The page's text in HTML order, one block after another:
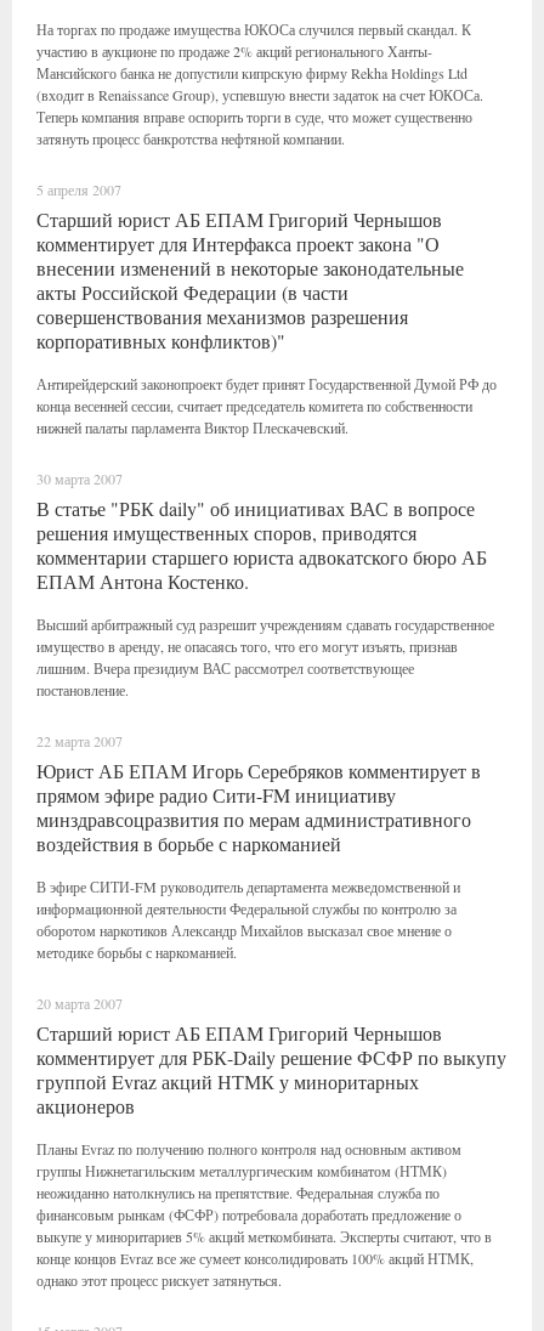
На торгах по продаже имущества ЮКОСа случился первый скандал. К
участию в аукционе по продаже 2% акций регионального Ханты-
Мансийского банка не допустили кипрскую фирму Rekha Holdings Ltd
(входит в Renaissance Group), успевшую внести задаток на счет ЮКОСа.
Теперь компания вправе оспорить торги в суде, что может существенно
затянуть процесс банкротства нефтяной компании.
5 апреля 2007
Старший юрист АБ ЕПАМ Григорий Чернышов
комментирует для Интерфакса проект закона "О
внесении изменений в некоторые законодательные
акты Российской Федерации (в части
совершенствования механизмов разрешения
корпоративных конфликтов)"
Антирейдерский законопроект будет принят Государственной Думой РФ до
конца весенней сессии, считает председатель комитета по собственности
нижней палаты парламента Виктор Плескачевский.
30 марта 2007
В статье "РБК daily" об инициативах ВАС в вопросе
решения имущественных споров, приводятся
комментарии старшего юриста адвокатского бюро АБ
ЕПАМ Антона Костенко.
Высший арбитражный суд разрешит учреждениям сдавать государственное
имущество в аренду, не опасаясь того, что его могут изъять, признав
лишним. Вчера президиум ВАС рассмотрел соответствующее
постановление.
22 марта 2007
Юрист АБ ЕПАМ Игорь Серебряков комментирует в
прямом эфире радио Сити-FM инициативу
минздравсоцразвития по мерам административного
воздействия в борьбе с наркоманией
В эфире СИТИ-FM руководитель департамента межведомственной и
информационной деятельности Федеральной службы по контролю за
оборотом наркотиков Александр Михайлов высказал свое мнение о
методике борьбы с наркоманией.
20 марта 2007
Старший юрист АБ ЕПАМ Григорий Чернышов
комментирует для РБК-Daily решение ФСФР по выкупу
группой Evraz акций НТМК у миноритарных
акционеров
Планы Evraz по получению полного контроля над основным активом
группы Нижнетагильским металлургическим комбинатом (НТМК)
неожиданно натолкнулись на препятствие. Федеральная служба по
финансовым рынкам (ФСФР) потребовала доработать предложение о
выкупе у миноритариев 5% акций меткомбината. Эксперты считают, что в
конце концов Evraz все же сумеет консолидировать 100% акций НТМК,
однако этот процесс рискует затянуться.